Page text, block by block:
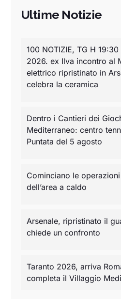
Ultime Notizie
100 NOTIZIE, TG H
2026. ex Ilva incontro al
elettrico ripristinato in
celebra la ceramica
Dentro i Cantieri dei
Mediterraneo: centro
Puntata del 5 agosto
Cominciano le
dell’area a caldo
Arsenale, ripristinato il
chiede un confronto
Taranto 2026, arriva
completa il Villaggio